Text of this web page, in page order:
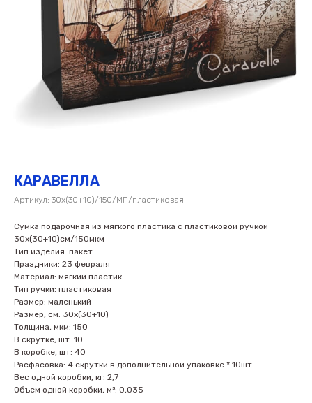
КАРАВЕЛЛА
Артикул: 30х(30+10)/150/МП/пластиковая
Сумка подарочная из мягкого пластика с пластиковой ручкой
30х(30+10)см/150мкм
Тип изделия: пакет
Праздники: 23 февраля
Материал: мягкий пластик
Тип ручки: пластиковая
Размер: маленький
Размер, см: 30х(30+10)
Толщина, мкм: 150
В скрутке, шт: 10
В коробке, шт: 40
Расфасовка: 4 скрутки в дополнительной упаковке * 10шт
Вес одной коробки, кг: 2,7
Объем одной коробки, м³: 0,035